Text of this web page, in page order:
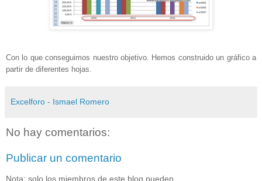
Con lo que conseguimos nuestro objetivo. Hemos construido un gráfico a
partir de diferentes hojas.
Excelforo - Ismael Romero
No hay comentarios:
Publicar un comentario
Nota: solo los miembros de este blog pueden